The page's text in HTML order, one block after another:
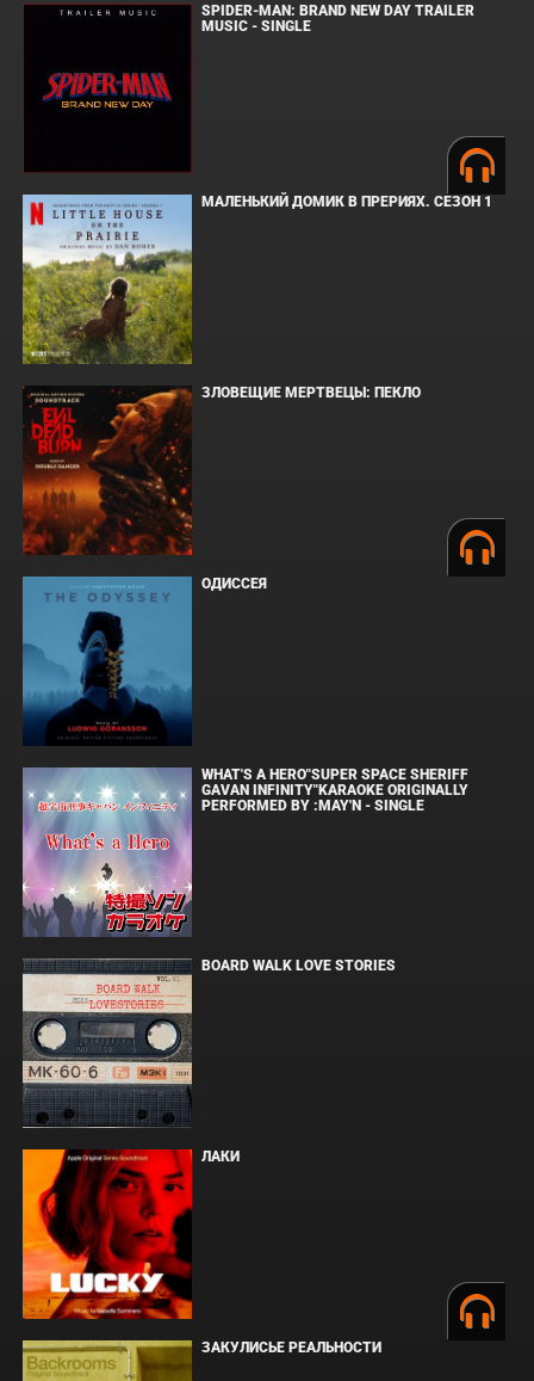
SPIDER-MAN: BRAND NEW DAY TRAILER
MUSIC - SINGLE
МАЛЕНЬКИЙ ДОМИК В ПРЕРИЯХ. СЕЗОН 1
ЗЛОВЕЩИЕ МЕРТВЕЦЫ: ПЕКЛО
ОДИССЕЯ
WHAT'S A HERO"SUPER SPACE SHERIFF
GAVAN INFINITY"KARAOKE ORIGINALLY
PERFORMED BY :MAY'N - SINGLE
BOARD WALK LOVE STORIES
ЛАКИ
ЗАКУЛИСЬЕ РЕАЛЬНОСТИ